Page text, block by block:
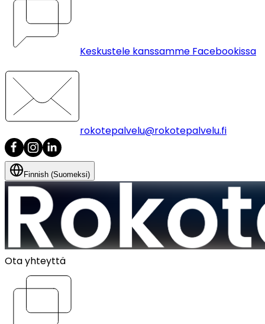
Keskustele kanssamme Facebookissa
rokotepalvelu@rokotepalvelu.fi
Finnish (Suomeksi)
Ota yhteyttä